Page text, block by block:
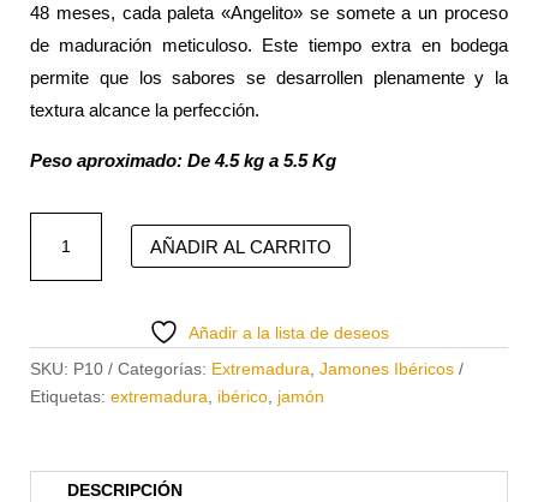
48 meses, cada paleta «Angelito» se somete a un proceso
de maduración meticuloso. Este tiempo extra en bodega
permite que los sabores se desarrollen plenamente y la
textura alcance la perfección.
Peso aproximado: De 4.5 kg a 5.5 Kg
100%
Natural
AÑADIR AL CARRITO
Añadir a la lista de deseos
SKU: P10 Categorías: Extremadura Jamones Ibéricos
Etiquetas: extremadura ibérico jamón
DESCRIPCIÓN